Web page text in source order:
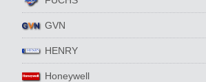
GVN
HENRY
Honeywell